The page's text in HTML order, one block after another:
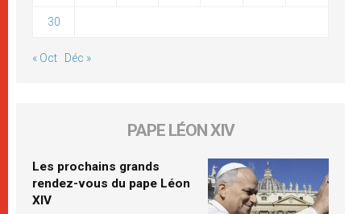
30
« Oct Déc »
PAPE LÉON XIV
Les prochains grands
rendez-vous du pape Léon
XIV